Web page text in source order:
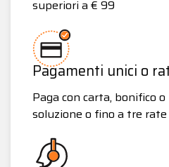
superiori a € 99
Pagamenti unici o
Paga con carta, bonifico
soluzione o fino a tre rate